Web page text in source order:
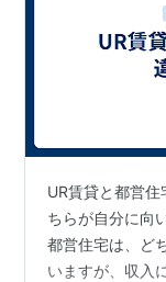
UR賃貸と都営
ちらが自分に向
都営住宅は、ど
いますが、収入